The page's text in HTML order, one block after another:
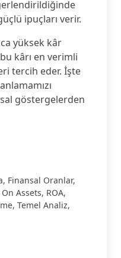
ipuçları verir.
yüksek kâr
kârı en verimli
tercih eder. İşte
göstergelerden
, Finansal Oranlar,
Assets, ROA,
, Temel Analiz,